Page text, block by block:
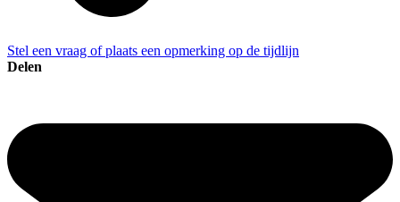
Stel een vraag of plaats een opmerking op de tijdlijn
Delen